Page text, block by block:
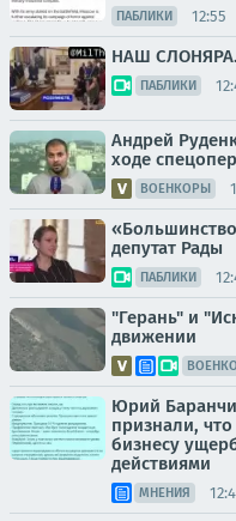
ПАБЛИКИ 12:55
НАШ СЛОНЯРА.
ПАБЛИКИ
Андрей
ходе
ВОЕНКОРЫ
депутат Рады
ПАБЛИКИ
"Герань" и
движении
Юрий
признали,
бизнесу
действиями
МНЕНИЯ